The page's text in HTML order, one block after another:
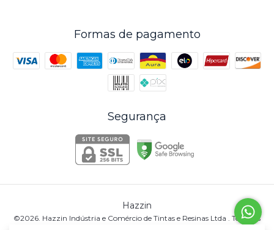
Formas de pagamento
Segurança
Hazzin
©2026. Hazzin Indústria e Comércio de Tintas e Resinas Ltda . Todos os